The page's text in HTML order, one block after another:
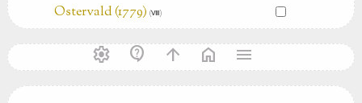
Ostervald (1779) (Ⅷ)
settings contact_support arrow_upward home menu